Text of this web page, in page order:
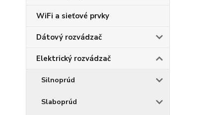
WiFi a sieťové prvky
Dátový rozvádzač
Elektrický rozvádzač
Silnoprúd
Slaboprúd